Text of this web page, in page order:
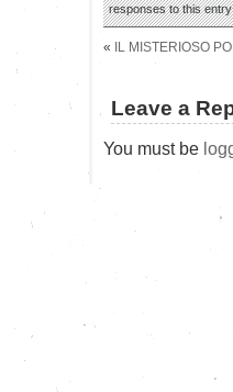
responses to this
« IL MISTERIOSO
Leave a
You must be